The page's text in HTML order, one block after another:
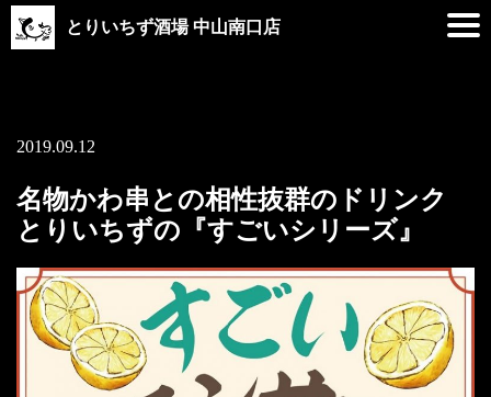
とりいちず酒場 中山南口店
2019.09.12
名物かわ串との相性抜群のドリンク
とりいちずの『すごいシリーズ』